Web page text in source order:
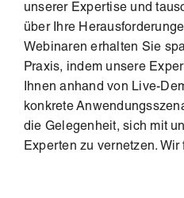
unserer Expertise und
über Ihre
Webinaren erhalten Sie
Praxis, indem unsere
Ihnen anhand von Live-
konkrete
die Gelegenheit, sich mit
Experten zu vernetzen.